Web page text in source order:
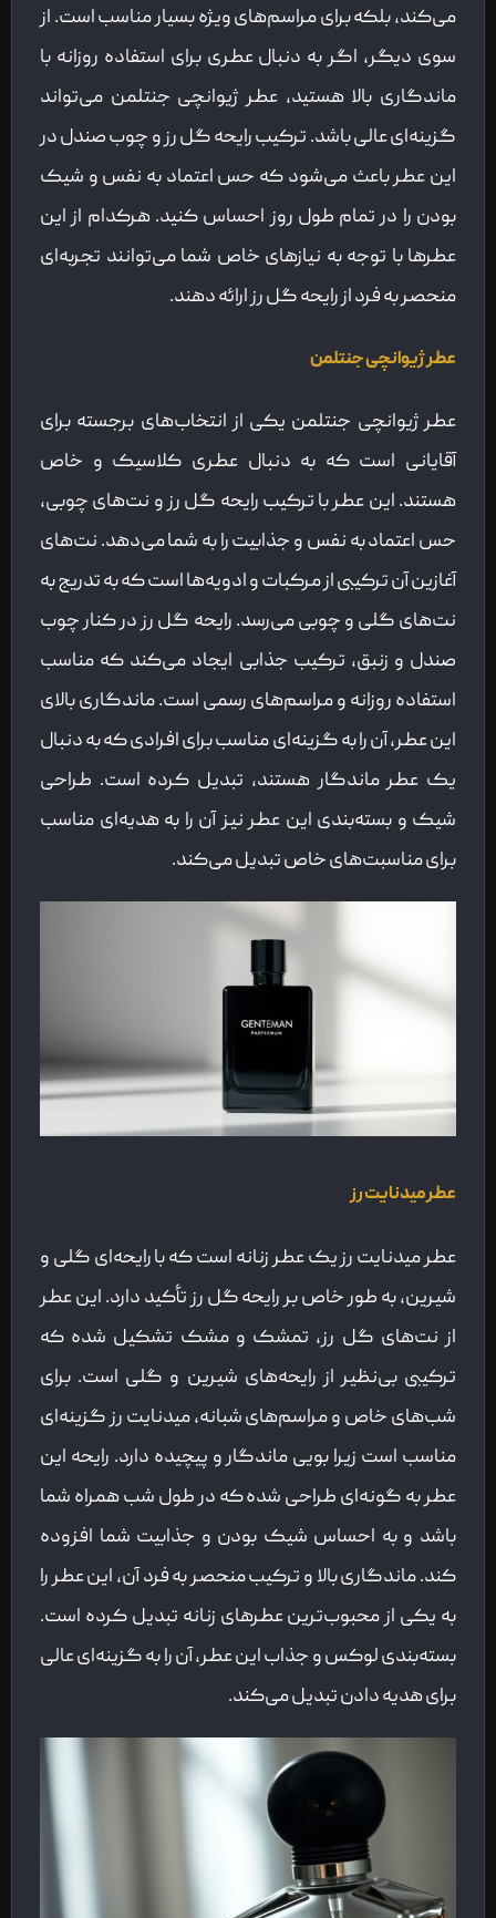
می‌کند، بلکه برای مراسم‌های ویژه بسیار مناسب است. از
سوی دیگر، اگر به دنبال عطری برای استفاده روزانه با
ماندگاری بالا هستید، عطر ژیوانچی جنتلمن می‌تواند
گزینه‌ای عالی باشد. ترکیب رایحه گل رز و چوب صندل در
این عطر باعث می‌شود که حس اعتماد به نفس و شیک
بودن را در تمام طول روز احساس کنید. هرکدام از این
عطرها با توجه به نیازهای خاص شما می‌توانند تجربه‌ای
منحصر به فرد از رایحه گل رز ارائه دهند.
عطر ژیوانچی جنتلمن
عطر ژیوانچی جنتلمن یکی از انتخاب‌های برجسته برای
آقایانی است که به دنبال عطری کلاسیک و خاص
هستند. این عطر با ترکیب رایحه گل رز و نت‌های چوبی،
حس اعتماد به نفس و جذابیت را به شما می‌دهد. نت‌های
آغازین آن ترکیبی از مرکبات و ادویه‌ها است که به تدریج به
نت‌های گلی و چوبی می‌رسد. رایحه گل رز در کنار چوب
صندل و زنبق، ترکیب جذابی ایجاد می‌کند که مناسب
استفاده روزانه و مراسم‌های رسمی است. ماندگاری بالای
این عطر، آن را به گزینه‌ای مناسب برای افرادی که به دنبال
یک عطر ماندگار هستند، تبدیل کرده است. طراحی
شیک و بسته‌بندی این عطر نیز آن را به هدیه‌ای مناسب
برای مناسبت‌های خاص تبدیل می‌کند.
عطر میدنایت رز
عطر میدنایت رز یک عطر زنانه است که با رایحه‌ای گلی و
شیرین، به طور خاص بر رایحه گل رز تأکید دارد. این عطر
از نت‌های گل رز، تمشک و مشک تشکیل شده که
ترکیبی بی‌نظیر از رایحه‌های شیرین و گلی است. برای
شب‌های خاص و مراسم‌های شبانه، میدنایت رز گزینه‌ای
مناسب است زیرا بویی ماندگار و پیچیده دارد. رایحه این
عطر به گونه‌ای طراحی شده که در طول شب همراه شما
باشد و به احساس شیک بودن و جذابیت شما افزوده
کند. ماندگاری بالا و ترکیب منحصر به فرد آن، این عطر را
به یکی از محبوب‌ترین عطرهای زنانه تبدیل کرده است.
بسته‌بندی لوکس و جذاب این عطر، آن را به گزینه‌ای عالی
برای هدیه دادن تبدیل می‌کند.